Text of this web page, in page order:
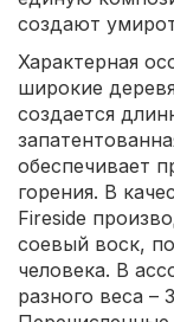
создают
Характерная
широкие
создается
обеспечивает
горения. В
Fireside
соевый воск,
человека. В
разного веса –